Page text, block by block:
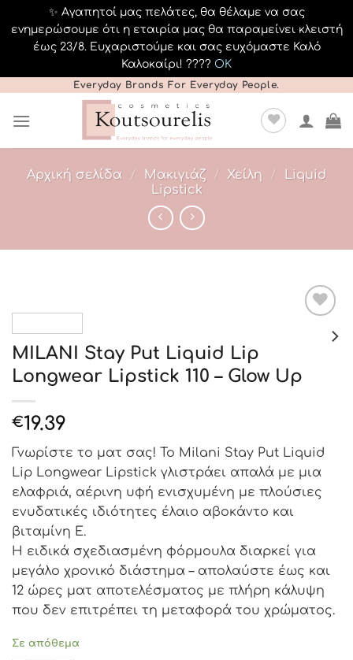
✨ Αγαπητοί μας πελάτες, θα θέλαμε να σας
ενημερώσουμε ότι η εταιρία μας θα παραμείνει κλειστή
έως 23/8. Ευχαριστούμε και σας ευχόμαστε Καλό
Καλοκαίρι! ????️ OK
περιεχόμενο
Everyday Brands For Everyday People.
Αρχική σελίδα / Μακιγιάζ / Χείλη /
Liquid
Lipstick
Wishlist
MILANI Stay Put Liquid Lip
Longwear Lipstick 110 – Glow Up
€19.39
Γνωρίστε το ματ σας! Το Milani Stay Put Liquid
Lip Longwear Lipstick γλιστράει απαλά με μια
ελαφριά, αέρινη υφή ενισχυμένη με πλούσιες
ενυδατικές ιδιότητες έλαιο αβοκάντο και
βιταμίνη Ε.
Η ειδικά σχεδιασμένη φόρμουλα διαρκεί για
μεγάλο χρονικό διάστημα – απολαύστε έως και
12 ώρες ματ αποτελέσματος με πλήρη κάλυψη
που δεν επιτρέπει τη μεταφορά του χρώματος.
Σε απόθεμα